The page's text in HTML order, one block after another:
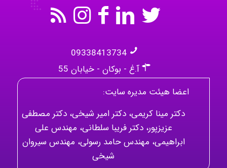
09338413734
آ.غ - بوکان - خیابان 55
اعضا هیئت مدیره سایت:
دکتر مینا کریمی، دکتر امیر شیخی، دکتر مصطفی
عزیزپور، دکتر فریبا سلطانی، مهندس علی
ابراهیمی، مهندس حامد رسولی، مهندس سیروان
شیخی